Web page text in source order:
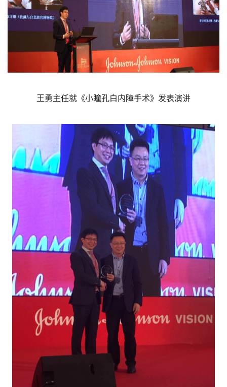
王勇主任就《小瞳孔白内障手术》发表演讲